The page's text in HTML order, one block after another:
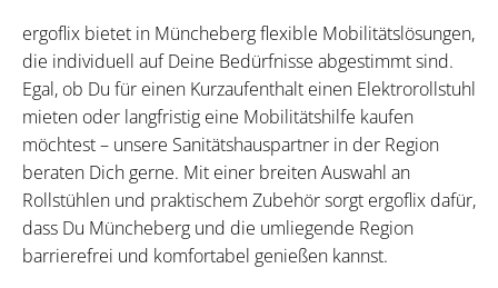
ergoflix bietet in Müncheberg flexible Mobilitätslösungen,
die individuell auf Deine Bedürfnisse abgestimmt sind.
Egal, ob Du für einen Kurzaufenthalt einen Elektrorollstuhl
mieten oder langfristig eine Mobilitätshilfe kaufen
möchtest – unsere Sanitätshauspartner in der Region
beraten Dich gerne. Mit einer breiten Auswahl an
Rollstühlen und praktischem Zubehör sorgt ergoflix dafür,
dass Du Müncheberg und die umliegende Region
barrierefrei und komfortabel genießen kannst.